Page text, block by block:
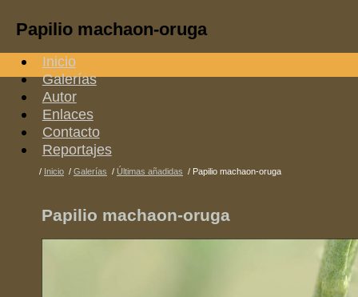
Papilio machaon-oruga
Inicio
Galerías
Autor
Enlaces
Contacto
Reportajes
/ Inicio / Galerías / Últimas añadidas / Papilio machaon-oruga
Papilio machaon-oruga